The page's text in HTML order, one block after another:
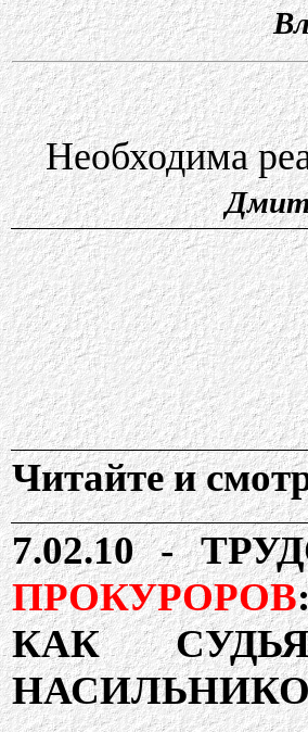
Необходима
Читайте и
7.02.10 -
ПРОКУРОРОВ
КАК